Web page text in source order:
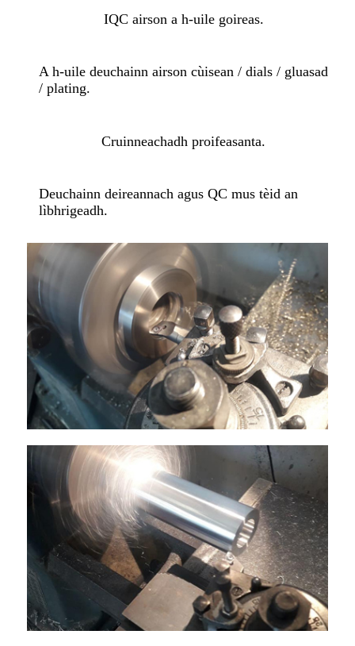
IQC airson a h-uile goireas.
A h-uile deuchainn airson cùisean / dials / gluasad
/ plating.
Cruinneachadh proifeasanta.
Deuchainn deireannach agus QC mus tèid an
lìbhrigeadh.